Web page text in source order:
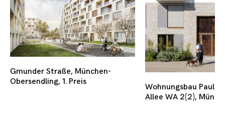
Gmunder Straße, München-
Obersendling, 1. Preis
Wohnungsbau Paul
Allee WA 2(2),